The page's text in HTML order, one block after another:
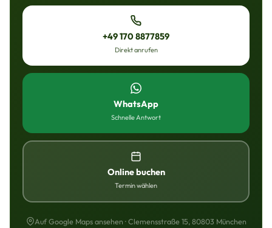
+49 170 8877859
Direkt anrufen
WhatsApp
Schnelle Antwort
Online buchen
Termin wählen
Auf Google Maps ansehen · Clemensstraße 15, 80803 München